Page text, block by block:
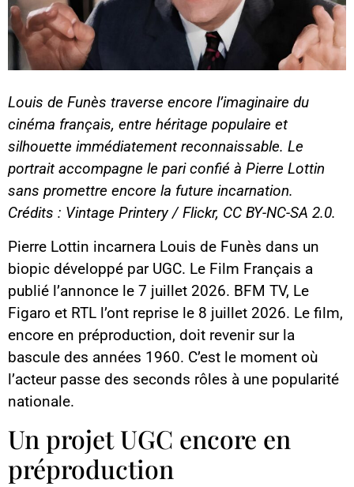
Louis de Funès traverse encore l’imaginaire du
cinéma français, entre héritage populaire et
silhouette immédiatement reconnaissable. Le
portrait accompagne le pari confié à Pierre Lottin
sans promettre encore la future incarnation.
Crédits : Vintage Printery / Flickr, CC BY-NC-SA 2.0.
Pierre Lottin incarnera Louis de Funès dans un
biopic développé par UGC. Le Film Français a
publié l’annonce le 7 juillet 2026. BFM TV, Le
Figaro et RTL l’ont reprise le 8 juillet 2026. Le film,
encore en préproduction, doit revenir sur la
bascule des années 1960. C’est le moment où
l’acteur passe des seconds rôles à une popularité
nationale.
Un projet UGC encore en
préproduction